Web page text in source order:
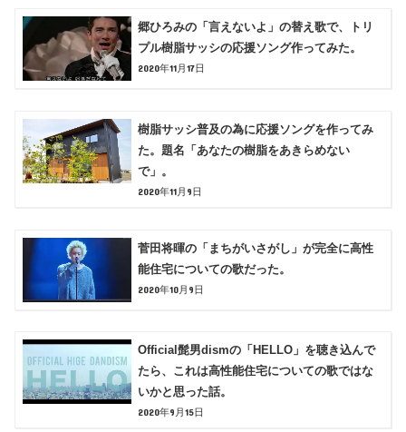
郷ひろみの「言えないよ」の替え歌で、トリ
プル樹脂サッシの応援ソング作ってみた。
2020年11月17日
樹脂サッシ普及の為に応援ソングを作ってみ
た。題名「あなたの樹脂をあきらめない
で」。
2020年11月9日
菅田将暉の「まちがいさがし」が完全に高性
能住宅についての歌だった。
2020年10月9日
Official髭男dismの「HELLO」を聴き込んで
たら、これは高性能住宅についての歌ではな
いかと思った話。
2020年9月15日